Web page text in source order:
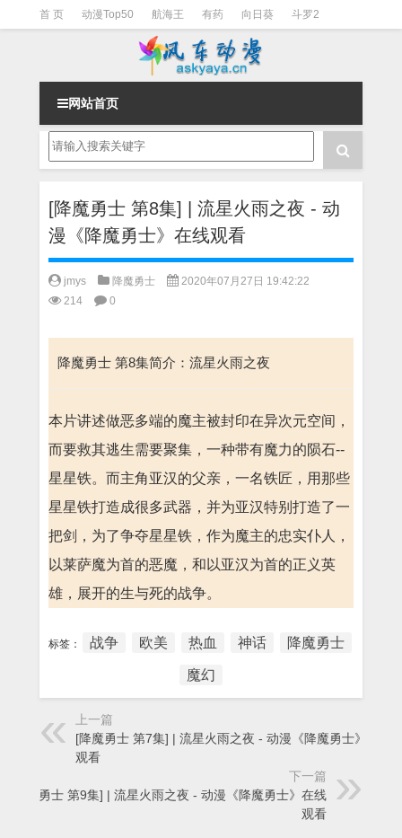
首 页 动漫Top50 航海王 有药 向日葵 斗罗2
一拳超人 柯南 阴阳师
网站首页
[降魔勇士 第8集] | 流星火雨之夜 - 动
漫《降魔勇士》在线观看
jmys 降魔勇士
2020年07月27日 19:42:22
214
0
降魔勇士 第8集简介：流星火雨之夜
本片讲述做恶多端的魔主被封印在异次元空间，
而要救其逃生需要聚集，一种带有魔力的陨石--
星星铁。而主角亚汉的父亲，一名铁匠，用那些
星星铁打造成很多武器，并为亚汉特别打造了一
把剑，为了争夺星星铁，作为魔主的忠实仆人，
以莱萨魔为首的恶魔，和以亚汉为首的正义英
雄，展开的生与死的战争。
标签： 战争 欧美 热血 神话 降魔勇士
魔幻
上一篇
[降魔勇士 第7集] | 流星火雨之夜 - 动漫《降魔勇士》在线
观看
下一篇
[降魔勇士 第9集] | 流星火雨之夜 - 动漫《降魔勇士》在线
观看